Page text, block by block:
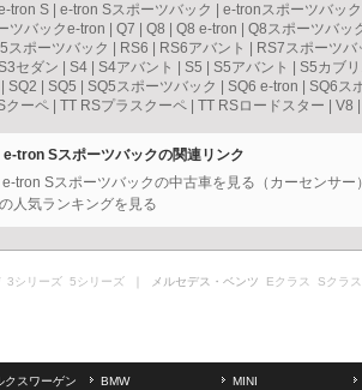
tron S e-tron Sスポーツバック
e-tronスポーツバック
ツバックe-tron Q7 Q8 Q8 e-tron
Q8スポーツバッ
スポーツバック RS6 RS6アバント
RS7スポーツバ
セダン S4 S4アバント S5 S5アバント
S5カブ
SQ2 SQ5 SQ5スポーツバック SQ6 e-tron
SQ6ス
クーペ TT RSプラスクーペ TT RSロードスター V8
tron Sスポーツバックの関連リンク
tron Sスポーツバックの中古車を見る（カーセンサー
人気ランキングを見る
3シリーズ 5シリーズ ｜ メルセデス・ベンツ Eクラス Sクラス
クスワーゲン BMW
MINI